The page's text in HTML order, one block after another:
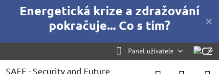
✕
Energetická krize a zdražování
pokračuje... Co s tím?
Panel uživatele
SAFE - Security and Future